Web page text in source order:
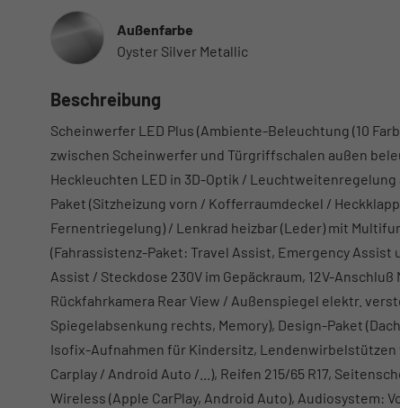
Außenfarbe
Oyster Silver Metallic
Beschreibung
Scheinwerfer LED Plus (Ambiente-Beleuchtung (10
zwischen Scheinwerfer und Türgriffschalen außen
Heckleuchten LED in 3D-Optik /
Paket (Sitzheizung vorn / Kofferraumdeckel /
Fernentriegelung) / Lenkrad heizbar (Leder) mit
(Fahrassistenz-Paket: Travel Assist, Emergency
Assist / Steckdose 230V im Gepäckraum, 12V-
Rückfahrkamera Rear View / Außenspiegel elektr.
Spiegelabsenkung rechts, Memory), Design-Paket
Isofix-Aufnahmen für Kindersitz, Lendenwirbelstützen
Carplay / Android Auto /...), Reifen 215/65 R17,
Wireless (Apple CarPlay, Android Auto),